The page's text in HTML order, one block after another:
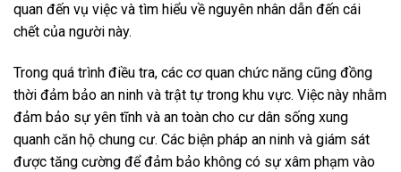
quan đến vụ việc và tìm hiểu về nguyên nhân dẫn đến cái
chết của người này.
Trong quá trình điều tra, các cơ quan chức năng cũng đồng
thời đảm bảo an ninh và trật tự trong khu vực. Việc này nhằm
đảm bảo sự yên tĩnh và an toàn cho cư dân sống xung
quanh căn hộ chung cư. Các biện pháp an ninh và giám sát
được tăng cường để đảm bảo không có sự xâm phạm vào